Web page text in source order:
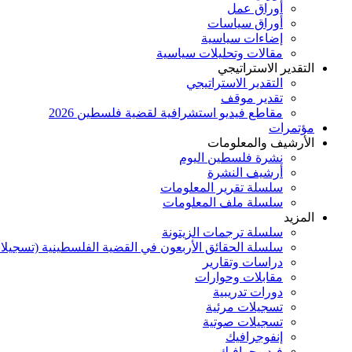
أوراق عمل
أوراق سياسات
إضاءات سياسية
مقالات وتحليلات سياسية
التقدير الاستراتيجي
التقدير الاستراتيجي
تقدير موقف
مقاطع فيديو استشرافية لقضية فلسطين 2026
مؤتمرات
الأرشيف والمعلومات
نشرة فلسطين اليوم
أرشيف النشرة
سلسلة تقرير المعلومات
سلسلة ملف المعلومات
المزيد
سلسلة ترجمات الزيتونة
سلسلة الحقائق الأربعون في القضية الفلسطينية
دراسات وتقارير
مقابلات وحوارات
دورات تدريبية
تسجيلات مرئية
تسجيلات صوتية
إنفوجرافيك